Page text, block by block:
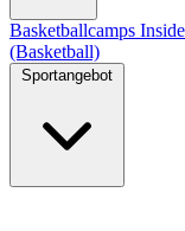
Basketballcamps
(Basketball)
Sportangebot